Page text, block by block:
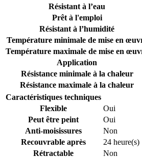
Résistant à l’eau
Prêt à l'emploi
Résistant à l’humidité
Température minimale de mise en
Température maximale de mise en
Application
Résistance minimale à la chaleur
Résistance maximale à la chaleur
Caractéristiques techniques
Flexible
Oui
Peut être peint
Oui
Anti-moisissures
Non
Recouvrable après
24 heure(s)
Rétractable
Non